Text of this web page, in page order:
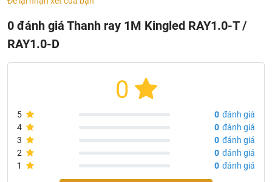
0 đánh giá Thanh ray 1M Kingled RAY1.0-T /
RAY1.0-D
0
5 0 đánh giá
4
0 đánh giá
3
0 đánh giá
2
0 đánh giá
1
0 đánh giá